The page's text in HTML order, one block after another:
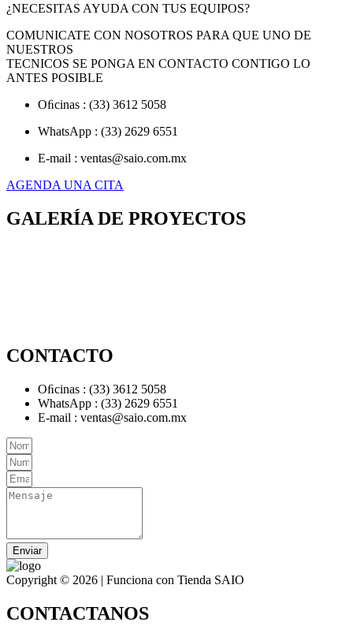
¿NECESITAS AYUDA CON TUS EQUIPOS?
COMUNICATE CON NOSOTROS PARA QUE UNO DE
NUESTROS
TECNICOS SE PONGA EN CONTACTO CONTIGO LO
ANTES POSIBLE
Oﬁcinas : (33) 3612 5058
WhatsApp : (33) 2629 6551
E-mail : ventas@saio.com.mx
AGENDA UNA CITA
GALERÍA DE PROYECTOS
CONTACTO
Oﬁcinas : (33) 3612 5058
WhatsApp : (33) 2629 6551
E-mail : ventas@saio.com.mx
Enviar
Copyright © 2026 | Funciona con Tienda SAIO
CONTACTANOS